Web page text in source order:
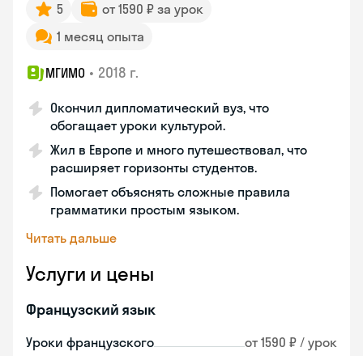
5
от 1590 ₽ за урок
1 месяц опыта
МГИМО • 2018 г.
Окончил дипломатический вуз, что
обогащает уроки культурой.
Жил в Европе и много путешествовал, что
расширяет горизонты студентов.
Помогает объяснять сложные правила
грамматики простым языком.
Читать дальше
Услуги и цены
Французский язык
Уроки французского от 1590 ₽ / урок